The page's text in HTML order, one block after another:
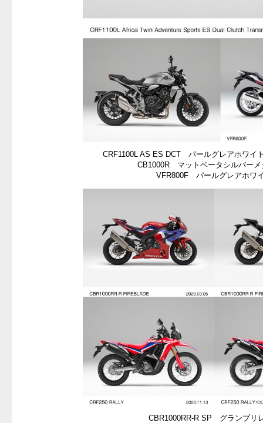
CRF1100L AS ES DCT パールグレアホワイ
CB1000R マットベータシルバーメ
VFR800F パールグレアホワ
CBR1000RR-R SP グランプリ